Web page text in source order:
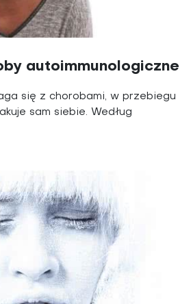
autoimmunologiczne
się z chorobami, w przebiegu
sam siebie. Według